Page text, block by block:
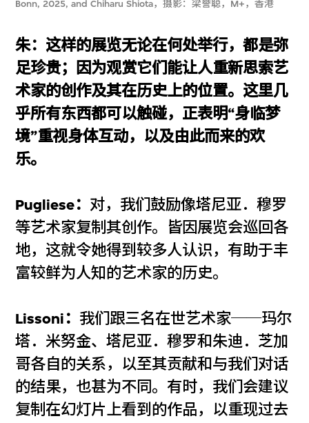
Bonn, 2025, and Chiharu Shiota，摄影：梁誉聪，M+，香港
朱：这样的展览无论在何处举行，都是弥
足珍贵；因为观赏它们能让人重新思索艺
术家的创作及其在历史上的位置。这里几
乎所有东西都可以触碰，正表明“身临梦
境”重视身体互动，以及由此而来的欢
乐。
Pugliese： 对，我们鼓励像塔尼亚．穆罗
等艺术家复制其创作。皆因展览会巡回各
地，这就令她得到较多人认识，有助于丰
富较鲜为人知的艺术家的历史。
Lissoni： 我们跟三名在世艺术家──玛尔
塔．米努金、塔尼亚．穆罗和朱迪．芝加
哥各自的关系，以至其贡献和与我们对话
的结果，也甚为不同。有时，我们会建议
复制在幻灯片上看到的作品，以重现过去